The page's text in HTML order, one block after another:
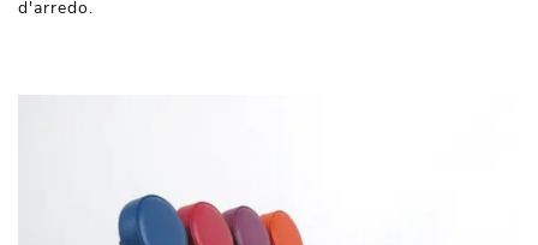
d'arredo.